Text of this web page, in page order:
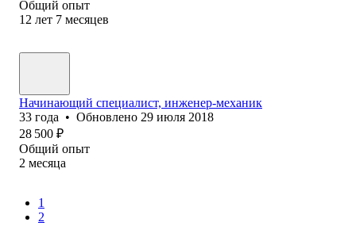
Общий опыт
12 лет 7 месяцев
Начинающий специалист, инженер-механик
33 года • Обновлено 29 июля 2018
28 500 ₽
Общий опыт
2 месяца
1
2